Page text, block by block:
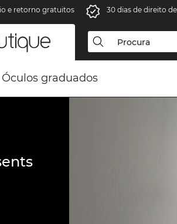
e retorno gratuitos 30 dias de direito
Óculos graduados